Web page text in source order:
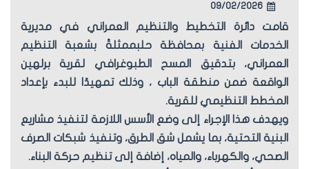
09/02/2026
قامت دائرة التخطيط والتنظيم العمراني في مديرية
الخدمات الفنية بمحافظة حلبممثلةً بشعبة التنظيم
العمراني، بتدقيق المسح الطبوغرافي لقرية برلهين
الواقعة ضمن منطقة الباب ، وذلك تمهيدًا للبدء بإعداد
المخطط التنظيمي للقرية.
ويهدف هذا الإجراء إلى وضع الأسس اللازمة لتنفيذ مشاريع
البنية التحتية، بما يشمل شق الطرق، وتنفيذ شبكات الصرف
الصحي، والكهرباء، والمياه، إضافة إلى تنظيم حركة البناء.